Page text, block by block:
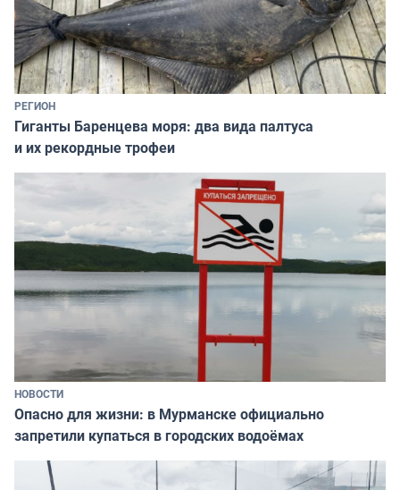
РЕГИОН
Гиганты Баренцева моря: два вида палтуса
и их рекордные трофеи
НОВОСТИ
Опасно для жизни: в Мурманске официально
запретили купаться в городских водоёмах